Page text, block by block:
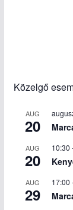
Közelgő
AUG
20
AUG
20
10:30
AUG
29
17:00